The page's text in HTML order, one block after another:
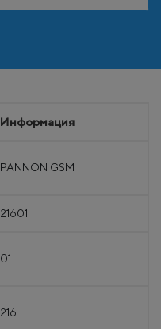
Информация
PANNON GSM
21601
01
216